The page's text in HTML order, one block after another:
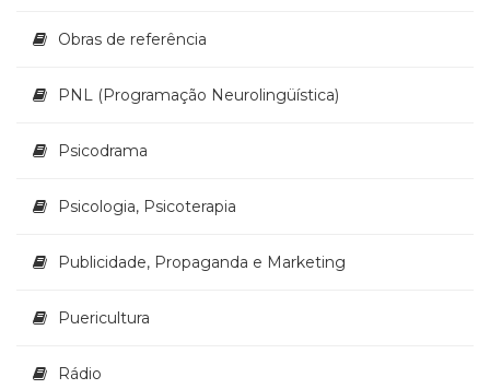
(65)
(1)
(32)
Obras de referência
PNL (Programação Neurolingüística)
Psicodrama
Psicologia, Psicoterapia
Publicidade, Propaganda e Marketing
Puericultura
Rádio